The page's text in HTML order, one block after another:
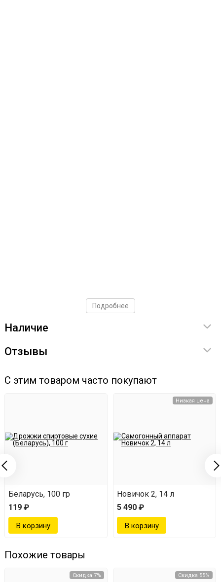
Подробнее
Наличие
Отзывы
С этим товаром часто покупают
Беларусь, 100 гр
119 ₽
Низкая цена
Новичок 2, 14 л
5 490 ₽
Похожие товары
Скидка 7% Скидка 55%